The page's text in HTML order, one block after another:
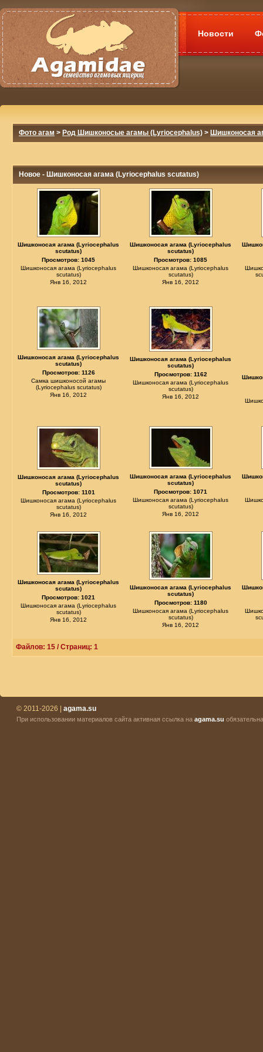
Новости
Фото агам > Род Шишконосые агамы (Lyriocephalus) > Шишконосая
Новое - Шишконосая агама (Lyriocephalus scutatus)
Шишконосая агама (Lyriocephalus
scutatus)
Просмотров: 1045
Шишконосая агама (Lyriocephalus
scutatus)
Янв 16, 2012
Шишконосая агама (Lyriocephalus
scutatus)
Просмотров: 1085
Шишконосая агама (Lyriocephalus
scutatus)
Янв 16, 2012
Шишконосая агама (Lyriocephalus
scutatus)
Просмотров: 1126
Самка шишконосой агамы
(Lyriocephalus scutatus)
Янв 16, 2012
Шишконосая агама (Lyriocephalus
scutatus)
Просмотров: 1162
Шишконосая агама (Lyriocephalus
scutatus)
Янв 16, 2012
Шишконосая агама (Lyriocephalus
scutatus)
Просмотров: 1101
Шишконосая агама (Lyriocephalus
scutatus)
Янв 16, 2012
Шишконосая агама (Lyriocephalus
scutatus)
Просмотров: 1071
Шишконосая агама (Lyriocephalus
scutatus)
Янв 16, 2012
Шишконосая агама (Lyriocephalus
scutatus)
Просмотров: 1021
Шишконосая агама (Lyriocephalus
scutatus)
Янв 16, 2012
Шишконосая агама (Lyriocephalus
scutatus)
Просмотров: 1180
Шишконосая агама (Lyriocephalus
scutatus)
Янв 16, 2012
Файлов: 15 / Страниц: 1
© 2011-2026 | agama.su
При использовании материалов сайта активная ссылка на agama.su